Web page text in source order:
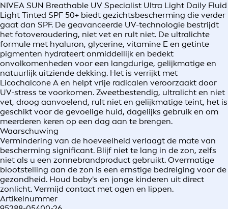
NIVEA SUN Breathable UV Specialist Ultra Light Daily Fluid
Light Tinted SPF 50+ biedt gezichtsbescherming die verder
gaat dan SPF. De geavanceerde UV-technologie bestrijdt
het fotoveroudering, niet vet en rult niet. De ultralichte
formule met hyaluron, glycerine, vitamine E en getinte
pigmenten hydrateert onmiddellijk en bedekt
onvolkomenheden voor een langdurige, gelijkmatige en
natuurlijk uitziende dekking. Het is verrijkt met
Licochalcone A en helpt vrije radicalen veroorzaakt door
UV-stress te voorkomen. Zweetbestendig, ultralicht en niet
vet, droog aanvoelend, rult niet en gelijkmatige teint, het is
geschikt voor de gevoelige huid, dagelijks gebruik en om
meerderen keren op een dag aan te brengen.
Waarschuwing
Vermindering van de hoeveelheid verlaagt de mate van
bescherming significant. Blijf niet te lang in de zon, zelfs
niet als u een zonnebrandproduct gebruikt. Overmatige
blootstelling aan de zon is een ernstige bedreiging voor de
gezondheid. Houd baby's en jonge kinderen uit direct
zonlicht. Vermijd contact met ogen en lippen.
Artikelnummer